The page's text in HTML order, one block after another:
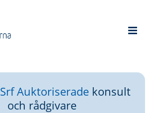
Srf Auktoriserade konsult
och rådgivare